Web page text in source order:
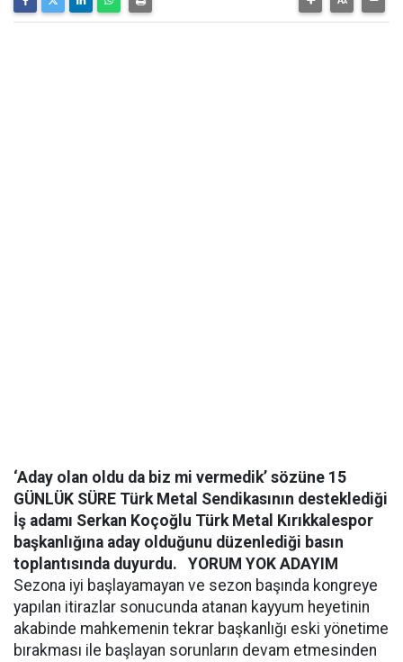
‘Aday olan oldu da biz mi vermedik’ sözüne 15
GÜNLÜK SÜRE Türk Metal Sendikasının desteklediği
İş adamı Serkan Koçoğlu Türk Metal Kırıkkalespor
başkanlığına aday olduğunu düzenlediği basın
toplantısında duyurdu.
YORUM YOK ADAYIM
Sezona iyi başlayamayan ve sezon başında kongreye
yapılan itirazlar sonucunda atanan kayyum heyetinin
akabinde mahkemenin tekrar başkanlığı eski yönetime
bırakması ile başlayan sorunların devam etmesinden